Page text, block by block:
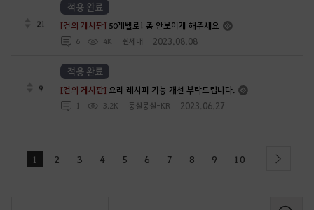
21 [건의 게시판] 50레벨로! 좀 안보이게 해주세요
6 4K 쉰세대 2023.08.08
적용 완료
9 [건의 게시판]요리 레시피 기능 개선 부탁드립니다.
1 3.2K 둥실뭉실-KR 2023.06.27
적용 완료
1 2 3 4 5 6 7 8 9 10 next